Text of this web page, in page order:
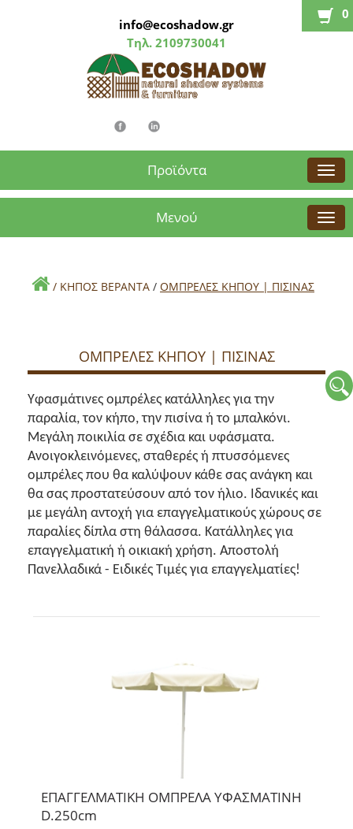
info@ecoshadow.gr
Τηλ. 2109730041
0
Προϊόντα
Μενού
/ ΚΗΠΟΣ ΒΕΡΑΝΤΑ / ΟΜΠΡΕΛΕΣ ΚΗΠΟΥ | ΠΙΣΙΝΑΣ
ΟΜΠΡΕΛΕΣ ΚΗΠΟΥ | ΠΙΣΙΝΑΣ
Υφασμάτινες ομπρέλες κατάλληλες για την
παραλία, τον κήπο, την πισίνα ή το μπαλκόνι.
Μεγάλη ποικιλία σε σχέδια και υφάσματα.
Ανοιγοκλεινόμενες, σταθερές ή πτυσσόμενες
ομπρέλες που θα καλύψουν κάθε σας ανάγκη και
θα σας προστατεύσουν από τον ήλιο. Ιδανικές και
με μεγάλη αντοχή για επαγγελματικούς χώρους σε
παραλίες δίπλα στη θάλασσα. Κατάλληλες για
επαγγελματική ή οικιακή χρήση. Αποστολή
Πανελλαδικά - Ειδικές Τιμές για επαγγελματίες!
ΕΠΑΓΓΕΛΜΑΤΙΚΗ ΟΜΠΡΕΛΑ ΥΦΑΣΜΑΤΙΝΗ
D.250cm